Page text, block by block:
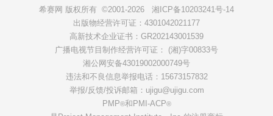
希赛网 版权所有 ©2001-2026 湘ICP备10203241号-14
出版物经营许可证：4301042021177
高新技术企业证书：GR202143001539
广播电视节目制作经营许可证： (湘)字00833号
湘公网安备43019002000749号
违法和不良信息举报电话：15673157832
举报/反馈/投诉邮箱：ujigu@ujigu.com
PMP®和PMI-ACP®